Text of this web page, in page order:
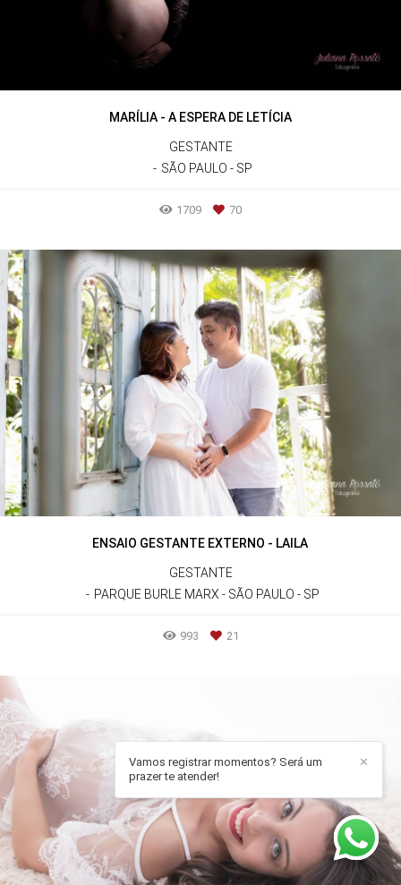
MARÍLIA - A ESPERA DE LETÍCIA
GESTANTE
SÃO PAULO - SP
1709 70
ENSAIO GESTANTE EXTERNO - LAILA
GESTANTE
PARQUE BURLE MARX - SÃO PAULO - SP
993 21
✕
Vamos registrar momentos? Será um
prazer te atender!